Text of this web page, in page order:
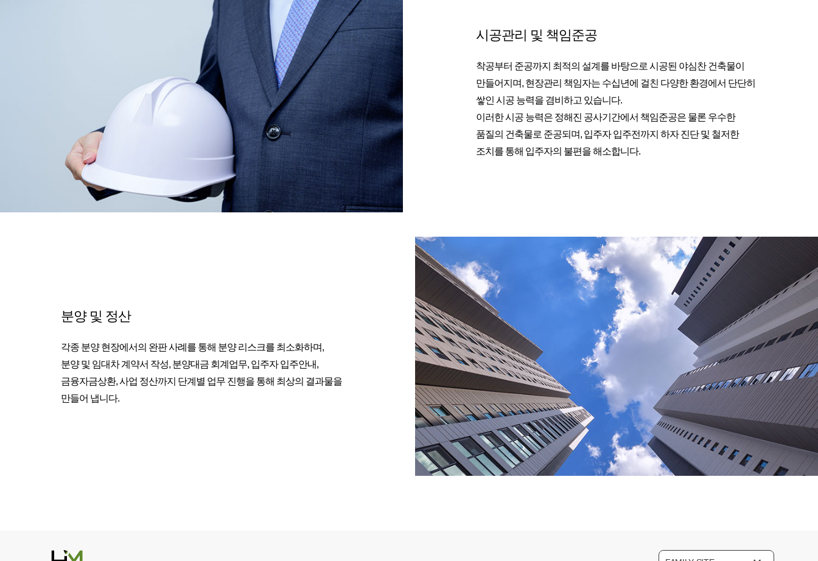
시공관리 및 책임준공
착공부터 준공까지 최적의 설계를 바탕으로 시공된 야심찬 건축물이
만들어지며, 현장관리 책임자는 수십년에 걸친 다양한 환경에서 단단히
쌓인 시공 능력을 겸비하고 있습니다.
이러한 시공 능력은 정해진 공사기간에서 책임준공은 물론 우수한
품질의 건축물로 준공되며, 입주자 입주전까지 하자 진단 및 철저한
조치를 통해 입주자의 불편을 해소합니다.
분양 및 정산
각종 분양 현장에서의 완판 사례를 통해 분양 리스크를 최소화하며,
분양 및 임대차 계약서 작성, 분양대금 회계업무, 입주자 입주안내,
금융자금상환, 사업 정산까지 단계별 업무 진행을 통해 최상의 결과물을
만들어 냅니다.